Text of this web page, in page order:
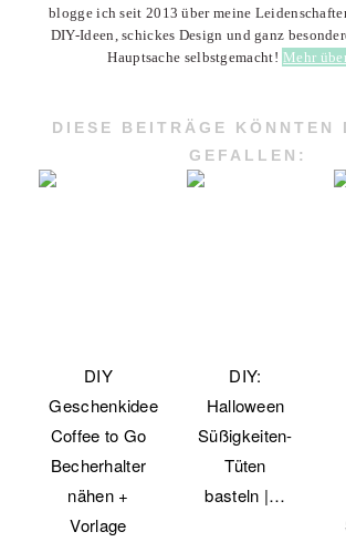
blogge ich seit 2013 über meine
DIY-Ideen, schickes Design und ganz
Hauptsache selbstgemacht! Mehr
DIESE BEITRÄGE KÖNNTEN
GEFALLEN:
DIY
Geschenkidee:
Coffee to Go
Becherhalter
nähen +
Vorlage
DIY:
Halloween
Süßigkeiten-
Tüten
basteln |…